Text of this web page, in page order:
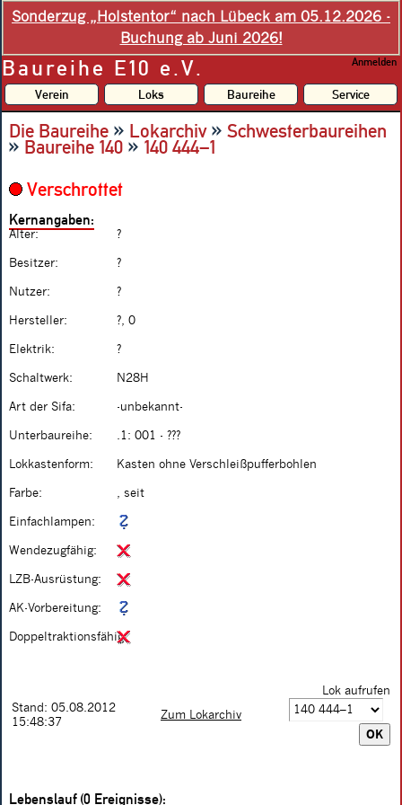
Sonderzug „Holstentor“ nach Lübeck am 05.12.2026 -
Buchung ab Juni 2026!
Baureihe E10 e.V. Anmelden
Verein Loks Baureihe Service
Die Baureihe » Lokarchiv» Schwesterbaureihen
»Baureihe 140 »140 444–1
Verschrottet
Kernangaben:
Alter: ?
Besitzer: ?
Nutzer: ?
Hersteller: ?, 0
Elektrik: ?
Schaltwerk: N28H
Art der Sifa: -unbekannt-
Unterbaureihe: .1: 001 - ???
Lokkastenform: Kasten ohne Verschleißpufferbohlen
Farbe: , seit
Einfachlampen:
Wendezugfähig:
LZB-Ausrüstung:
AK-Vorbereitung:
Doppeltraktionsfähig:
Stand: 05.08.2012
15:48:37
Zum Lokarchiv
Lok aufrufen
Lebenslauf (0 Ereignisse):